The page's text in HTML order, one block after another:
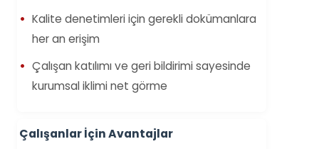
Kalite denetimleri için gerekli dokümanlara
her an erişim
Çalışan katılımı ve geri bildirimi sayesinde
kurumsal iklimi net görme
Çalışanlar İçin Avantajlar